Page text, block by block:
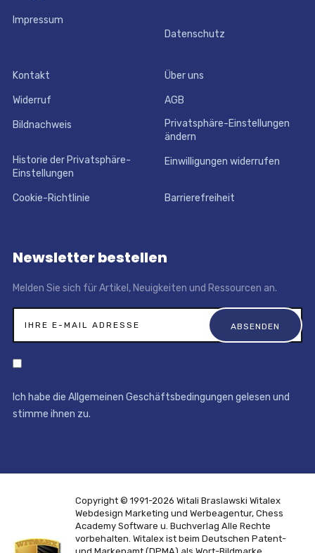
Impressum
Datenschutz
Kontakt Über uns
Widerruf AGB
Bildnachweis
Privatsphäre-Einstellungen
ändern
Historie der Privatsphäre-
Einstellungen
Einwilligungen widerrufen
Cookie-Richtlinie Barrierefreiheit
Newsletter bestellen
Melden Sie sich für Artikel, Neuigkeiten und Ressourcen an.
Ich habe die Allgemeinen Geschäftsbedingungen gelesen und
stimme ihnen zu.
Copyright © 1991-2026 Witali Braslawski Witalex
Webdesign Marketing und Werbeagentur, Chess
Academy Software u. Buchverlag Alle Rechte
vorbehalten. Witalex ist beim Deutschen Patent-